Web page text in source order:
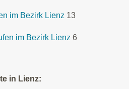
im Bezirk Lienz 13
im Bezirk Lienz 6
in Lienz: